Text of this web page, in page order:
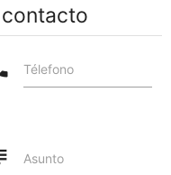
Télefono
Asunto